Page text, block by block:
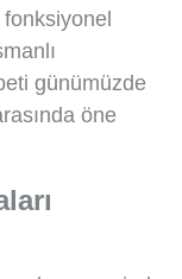
günümüzde
öne